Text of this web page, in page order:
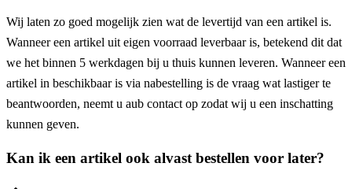
Wij laten zo goed mogelijk zien wat de levertijd van een artikel is.
Wanneer een artikel uit eigen voorraad leverbaar is, betekend dit dat
we het binnen 5 werkdagen bij u thuis kunnen leveren. Wanneer een
artikel in beschikbaar is via nabestelling is de vraag wat lastiger te
beantwoorden, neemt u aub contact op zodat wij u een inschatting
kunnen geven.
Kan ik een artikel ook alvast bestellen voor later?